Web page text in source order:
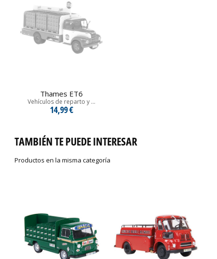
Thames ET6
Vehículos de reparto y ...
14,99 €
TAMBIÉN TE PUEDE INTERESAR
Productos en la misma categoría